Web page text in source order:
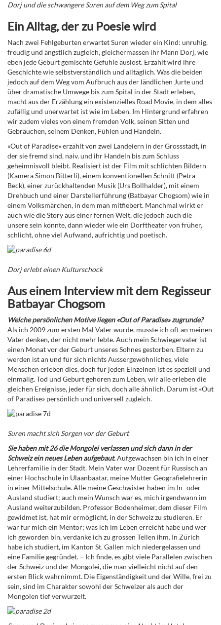
Dorj und die schwangere Suren auf dem Weg zum Spital
Ein Alltag, der zu Poesie wird
Nach zwei Fehlgeburten erwartet Suren wieder ein Kind: unruhig,
freudig und ängstlich zugleich, gleichermassen ihr Mann Dorj, wie
eben jede Geburt gemischte Gefühle auslöst. Erzählt wird ihre
Geschichtewie selbstverständlich und alltäglich. Was die beiden
jedoch auf dem Weg vom Aufbruch aus der ländlichen Jurte und
über dramatische Umwege bis zum Spital in der Stadt erleben,
macht aus der Erzählung ein existenzielles Road Movie, in dem alles
zufällig und unerwartet ist wie im Leben. Im Hintergrund erfahren
wir zudem vieles von einem fremden Volk, seinen Sitten und
Gebräuchen, seinem Denken, Fühlen und Handeln.
«Out of Paradise» erzählt von zwei Landeiern in der Grossstadt, in
der sie fremd sind, naiv, und ihr Handeln bis zum Schluss
geheimnisvoll bleibt. Realisiert ist der Film mit schlichten Bildern
(Kamera Simon Bitterli), einem konventionellen Schnitt (Petra
Beck), einer zurückhaltenden Musik (Urs Bollhalder), mit einem
Drehbuch und einer Darstellerführung (Batbayar Chogsom) wie in
einem Volksmärchen, in dem man mitfiebert. Manchmal wirkt er
auch wie die Story aus einer fernen Welt, die jedoch auch die
unsere sein könnte, dann wieder wie ein Dorftheater von früher,
schlicht, ohne viel Aufwand, aufrichtig und poetisch.
Dorj erlebt einen Kulturschock
Aus einem Interview mit dem Regisseur
Batbayar Chogsom
Welche persönlichen Motive liegen «Out of Paradise» zugrunde?
Als ich 2009 zum ersten Mal Vater wurde, musste ich oft an meinen
Vater denken, der nicht mehr lebte. Auch mein Schwiegervater ist
einen Monat vor der Geburt unseres Sohnes gestorben. Eltern zu
werden ist an und für sich nichts Aussergewöhnliches, viele
Menschen erleben dies, doch für jeden Einzelnen ist es speziell und
einmalig. Tod und Geburt gehören zum Leben, wir alle erleben die
gleichen Ereignisse, jeder für sich, doch alle ähnlich. Darum ist «Out
of Paradise» persönlich und universell zugleich.
Suren macht sich Sorgen vor der Geburt
Sie haben mit 26 die Mongolei verlassen und sich dann in der
Schweiz ein neues Leben aufgebaut.Aufgewachsen bin ich in einer
Lehrerfamilie in der Stadt. Mein Vater war Dozent für Russisch an
einer Hochschule in Ulaanbaatar, meine Mutter Geografielehrerin
in einer Mittelschule. Alle meine Geschwister haben im In- oder
Ausland studiert; auch mein Wunsch war es, mich irgendwann im
Ausland weiterzubilden. Professor Bodenheimer, dem dieser Film
gewidmet ist, hat mir ermöglicht, in der Schweiz zu studieren. Er
war für mich ein Mentor; was ich im Leben erreicht habe und wer
ich geworden bin, verdanke ich zu grossen Teilen ihm. In Zürich
habe ich studiert, im Kanton St. Gallen mich niedergelassen und
eine Familie gegründet. – Ich finde, es gibt viele Parallelen zwischen
der Schweiz und der Mongolei, die man vielleicht nicht auf den
ersten Blick wahrnimmt. Die Eigenständigkeit und der Wille, frei zu
sein, sind im Charakter sowohl der Schweizer als auch der
Mongolen tief verwurzelt.